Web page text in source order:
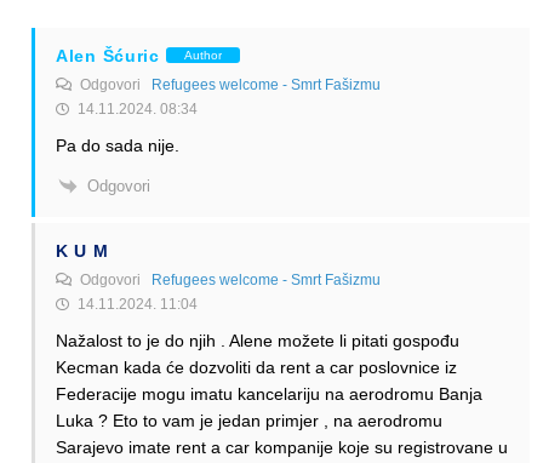
Alen Šćuric Author
Odgovori Refugees welcome - Smrt Fašizmu
14.11.2024. 08:34
Pa do sada nije.
Odgovori
K U M
Odgovori
Refugees welcome - Smrt Fašizmu
14.11.2024. 11:04
Nažalost to je do njih . Alene možete li pitati gospođu
Kecman kada će dozvoliti da rent a car poslovnice iz
Federacije mogu imatu kancelariju na aerodromu Banja
Luka ? Eto to vam je jedan primjer , na aerodromu
Sarajevo imate rent a car kompanije koje su registrovane u